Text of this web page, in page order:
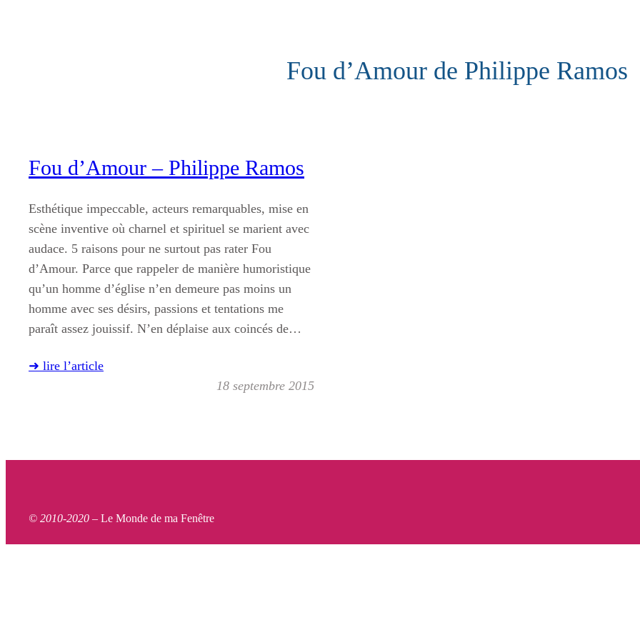
Fou d’Amour de Philippe Ramos
Fou d’Amour – Philippe Ramos
Esthétique impeccable, acteurs remarquables, mise en
scène inventive où charnel et spirituel se marient avec
audace. 5 raisons pour ne surtout pas rater Fou
d’Amour. Parce que rappeler de manière humoristique
qu’un homme d’église n’en demeure pas moins un
homme avec ses désirs, passions et tentations me
paraît assez jouissif. N’en déplaise aux coincés de…
➜ lire l’article
18 septembre 2015
© 2010-2020 – Le Monde de ma Fenêtre